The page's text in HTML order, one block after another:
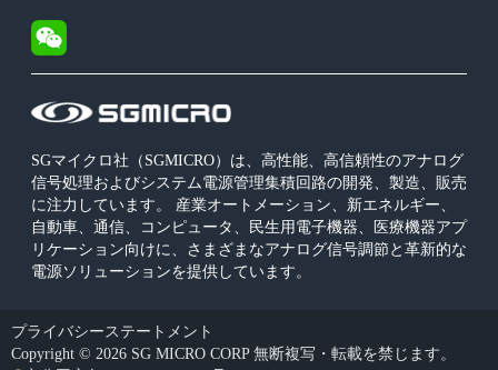
SGマイクロ社（SGMICRO）は、高性能、高信頼性のアナログ
信号処理およびシステム電源管理集積回路の開発、製造、販売
に注力しています。 産業オートメーション、新エネルギー、
自動車、通信、コンピュータ、民生用電子機器、医療機器アプ
リケーション向けに、さまざまなアナログ信号調節と革新的な
電源ソリューションを提供しています。
プライバシーステートメント
Copyright © 2026 SG MICRO CORP 無断複写・転載を禁じます。